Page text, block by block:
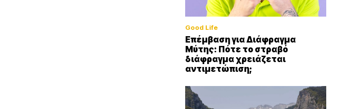
Good Life
Επέμβαση για Διάφραγμα
Μύτης: Πότε το στραβό
διάφραγμα χρειάζεται
αντιμετώπιση;